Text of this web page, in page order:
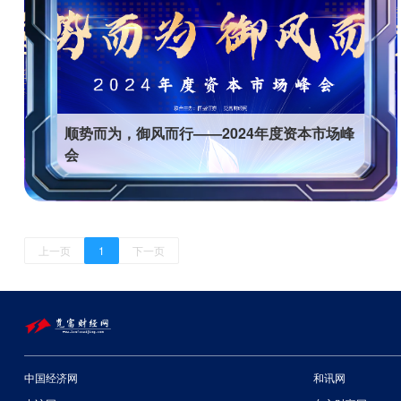
顺势而为，御风而行——2024年度资本市场峰
会
上一页 1 下一页
中国经济网
和讯网